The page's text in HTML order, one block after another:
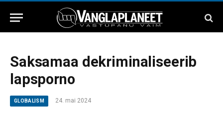
Saksamaa dekriminaliseerib
lapsporno
GLOBALISM 24. mai 2024